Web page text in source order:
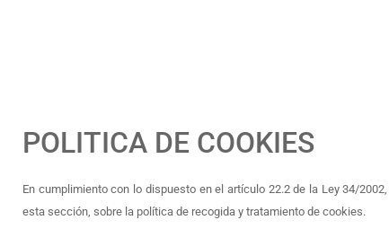
POLITICA DE COOKIES
En cumplimiento con lo dispuesto en el artículo 22.2 de la Ley 34/
esta sección, sobre la política de recogida y tratamiento de cookies.